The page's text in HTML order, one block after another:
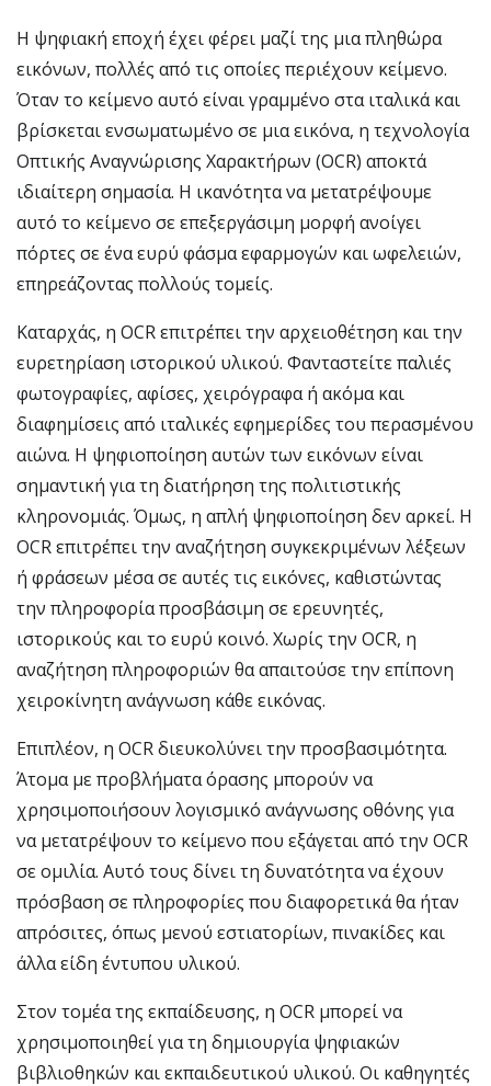
Η ψηφιακή εποχή έχει φέρει μαζί της μια πληθώρα
εικόνων, πολλές από τις οποίες περιέχουν κείμενο.
Όταν το κείμενο αυτό είναι γραμμένο στα ιταλικά και
βρίσκεται ενσωματωμένο σε μια εικόνα, η τεχνολογία
Οπτικής Αναγνώρισης Χαρακτήρων (OCR) αποκτά
ιδιαίτερη σημασία. Η ικανότητα να μετατρέψουμε
αυτό το κείμενο σε επεξεργάσιμη μορφή ανοίγει
πόρτες σε ένα ευρύ φάσμα εφαρμογών και ωφελειών,
επηρεάζοντας πολλούς τομείς.
Καταρχάς, η OCR επιτρέπει την αρχειοθέτηση και την
ευρετηρίαση ιστορικού υλικού. Φανταστείτε παλιές
φωτογραφίες, αφίσες, χειρόγραφα ή ακόμα και
διαφημίσεις από ιταλικές εφημερίδες του περασμένου
αιώνα. Η ψηφιοποίηση αυτών των εικόνων είναι
σημαντική για τη διατήρηση της πολιτιστικής
κληρονομιάς. Όμως, η απλή ψηφιοποίηση δεν αρκεί. Η
OCR επιτρέπει την αναζήτηση συγκεκριμένων λέξεων
ή φράσεων μέσα σε αυτές τις εικόνες, καθιστώντας
την πληροφορία προσβάσιμη σε ερευνητές,
ιστορικούς και το ευρύ κοινό. Χωρίς την OCR, η
αναζήτηση πληροφοριών θα απαιτούσε την επίπονη
χειροκίνητη ανάγνωση κάθε εικόνας.
Επιπλέον, η OCR διευκολύνει την προσβασιμότητα.
Άτομα με προβλήματα όρασης μπορούν να
χρησιμοποιήσουν λογισμικό ανάγνωσης οθόνης για
να μετατρέψουν το κείμενο που εξάγεται από την OCR
σε ομιλία. Αυτό τους δίνει τη δυνατότητα να έχουν
πρόσβαση σε πληροφορίες που διαφορετικά θα ήταν
απρόσιτες, όπως μενού εστιατορίων, πινακίδες και
άλλα είδη έντυπου υλικού.
Στον τομέα της εκπαίδευσης, η OCR μπορεί να
χρησιμοποιηθεί για τη δημιουργία ψηφιακών
βιβλιοθηκών και εκπαιδευτικού υλικού. Οι καθηγητές